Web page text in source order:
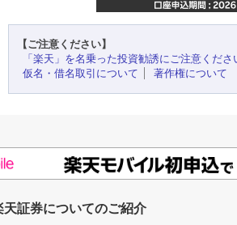
【ご注意ください】
「楽天」を名乗った投資勧誘にご注意くださ
仮名・借名取引について
著作権について
証券についてのご紹介